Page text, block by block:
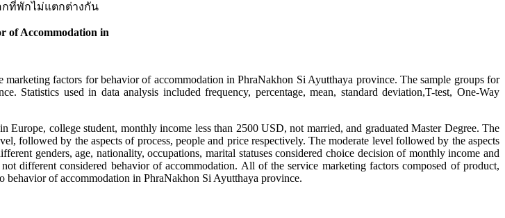
ที่พักไม่แตกต่างกัน
of Accommodation in
factors for behavior of accommodation in PhraNakhon Si Ayutthaya province. The sample groups for
Statistics used in data analysis included frequency, percentage, mean, standard deviation,T-test, One-Way
college student, monthly income less than 2500 USD, not married, and graduated Master Degree. The
followed by the aspects of process, people and price respectively. The moderate level followed by the aspects
genders, age, nationality, occupations, marital statuses considered choice decision of monthly income and
different considered behavior of accommodation. All of the service marketing factors composed of product,
behavior of accommodation in PhraNakhon Si Ayutthaya province.